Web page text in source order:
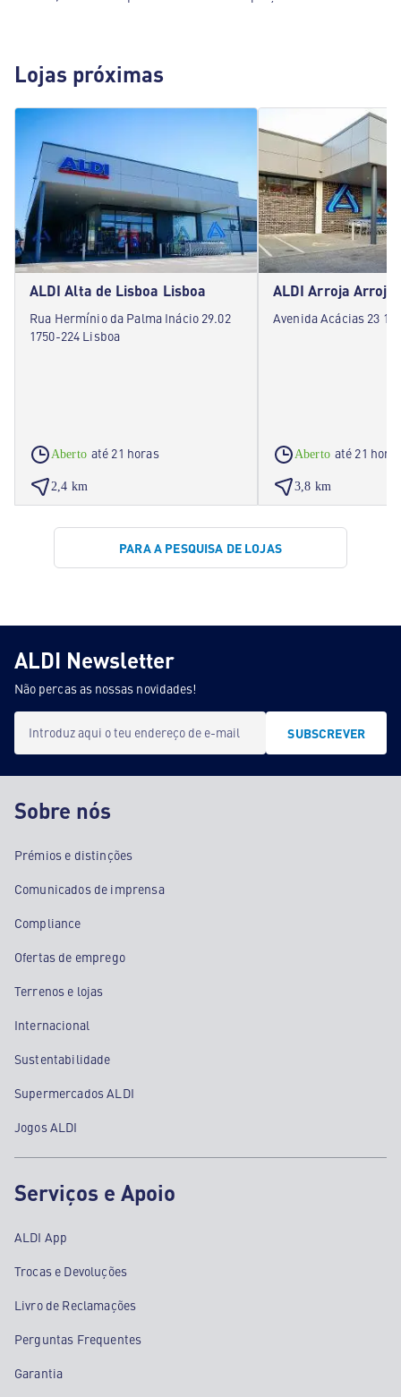
Lojas próximas
ALDI Alta de Lisboa Lisboa
Rua Hermínio da Palma Inácio 29.02
1750-224 Lisboa
Aberto até 21 horas
2,4 km
ALDI Arroja Arroja
Avenida Acácias 23
Aberto até 21
3,8 km
PARA A PESQUISA DE LOJAS
ALDI Newsletter
Não percas as nossas novidades!
Introduz aqui o teu endereço de e-mail SUBSCREVER
Sobre nós
Prémios e distinções
Comunicados de imprensa
Compliance
Ofertas de emprego
Terrenos e lojas
Internacional
Sustentabilidade
Supermercados ALDI
Jogos ALDI
Serviços e Apoio
ALDI App
Trocas e Devoluções
Livro de Reclamações
Perguntas Frequentes
Garantia